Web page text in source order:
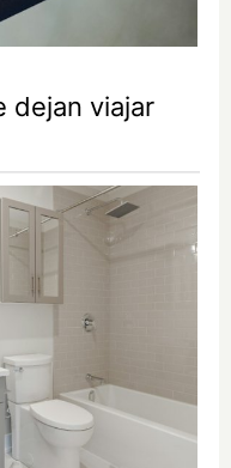
dejan viajar